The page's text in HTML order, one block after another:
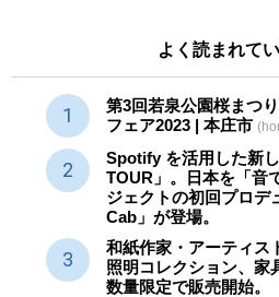
よく読まれて
第3回若泉公園桜まつ
フェア2023 | 本庄市
Spotify を活用した新
TOUR」。日本を「音
ジェクトの初回プロデ
Cab」が登場。
和紙作家・アーティス
照明コレクション、家
数量限定で販売開始。